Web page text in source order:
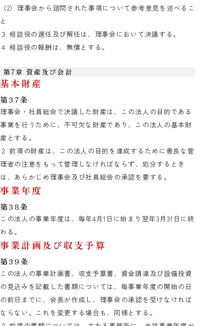
（2）理事会から諮問された事項について参考意見を述べるこ
と
３ 相談役の選任及び解任は、理事会において決議する。
４ 相談役の報酬は、無償とする。
第7章 資産及び会計
基本財産
第37条
理事会・社員総会で決議した財産は、この法人の目的である
事業を行うために、不可欠な財産であり、この法人の基本財
産とする。
２ 前項の財産は、この法人の目的を達成するために善良な管
理者の注意をもって管理しなければならず、処分するとき
は、あらかじめ理事会及び社員総会の承認を要する。
事業年度
第38条
この法人の事業年度は、毎年4月1日に始まり翌年3月31日に終
わる。
事業計画及び収支予算
第39条
この法人の事業計画書、収支予算書、資金調達及び設備投資
の見込みを記載した書類については、毎事業年度の開始の日
の前日までに、会長が作成し、理事会の承認を受けなければ
ならない。これを変更する場合も、同様とする。